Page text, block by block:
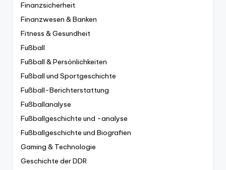
Finanzsicherheit
Finanzwesen & Banken
Fitness & Gesundheit
Fußball
Fußball & Persönlichkeiten
Fußball und Sportgeschichte
Fußball-Berichterstattung
Fußballanalyse
Fußballgeschichte und -analyse
Fußballgeschichte und Biografien
Gaming & Technologie
Geschichte der DDR